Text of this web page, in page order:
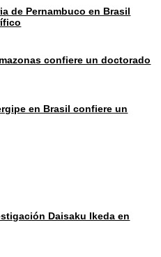
de Pernambuco en Brasil
confiere un doctorado
en Brasil confiere un
Daisaku Ikeda en